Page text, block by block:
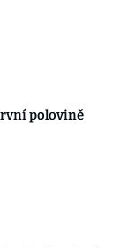
polovině